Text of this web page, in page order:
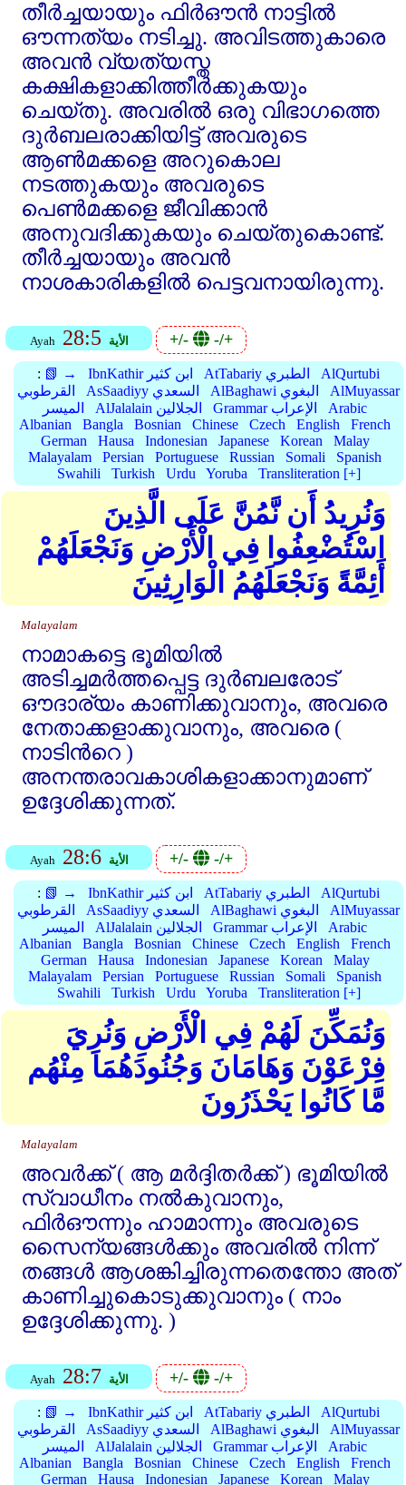
തീര്‍ച്ചയായും ഫിര്‍ഔന്‍ നാട്ടില്‍
ഔന്നത്യം നടിച്ചു. അവിടത്തുകാരെ
അവന്‍ വ്യത്യസ്ത
കക്ഷികളാക്കിത്തീര്‍ക്കുകയും
ചെയ്തു. അവരില്‍ ഒരു വിഭാഗത്തെ
ദുര്‍ബലരാക്കിയിട്ട്‌ അവരുടെ
ആണ്‍മക്കളെ അറുകൊല
നടത്തുകയും അവരുടെ
പെണ്‍മക്കളെ ജീവിക്കാന്‍
അനുവദിക്കുകയും ചെയ്തുകൊണ്ട്‌.
തീര്‍ച്ചയായും അവന്‍
നാശകാരികളില്‍ പെട്ടവനായിരുന്നു.
Ayah 28:5 الأية +/- -/+
: 📗 → IbnKathir ابن كثير AtTabariy الطبري
AlQurtubi
القرطوبي
AsSaadiyy السعدي AlBaghawi البغوي
AlMuyassar
الميسر
AlJalalain الجلالين Grammar الإعراب
Arabic
Albanian
Bangla Bosnian Chinese Czech English
French
German
Hausa Indonesian Japanese Korean
Malay
Malayalam
Persian Portuguese Russian Somali
Spanish
Swahili
Turkish Urdu Yoruba Transliteration [+]
وَنُرِيدُ أَن نَّمُنَّ عَلَى الَّذِينَ
اسْتُضْعِفُوا فِي الْأَرْضِ وَنَجْعَلَهُمْ
أَئِمَّةً وَنَجْعَلَهُمُ الْوَارِثِينَ
Malayalam
നാമാകട്ടെ ഭൂമിയില്‍
അടിച്ചമര്‍ത്തപ്പെട്ട ദുര്‍ബലരോട്‌
ഔദാര്യം കാണിക്കുവാനും, അവരെ
നേതാക്കളാക്കുവാനും, അവരെ (
നാടിന്‍റെ )
അനന്തരാവകാശികളാക്കാനുമാണ്‌
ഉദ്ദേശിക്കുന്നത്‌.
Ayah 28:6 الأية +/- -/+
: 📗 → IbnKathir ابن كثير AtTabariy الطبري
AlQurtubi
القرطوبي
AsSaadiyy السعدي AlBaghawi البغوي
AlMuyassar
الميسر
AlJalalain الجلالين Grammar الإعراب
Arabic
Albanian
Bangla Bosnian Chinese Czech English
French
German
Hausa Indonesian Japanese Korean
Malay
Malayalam
Persian Portuguese Russian Somali
Spanish
Swahili
Turkish Urdu Yoruba Transliteration [+]
وَنُمَكِّنَ لَهُمْ فِي الْأَرْضِ وَنُرِيَ
فِرْعَوْنَ وَهَامَانَ وَجُنُودَهُمَا مِنْهُم
مَّا كَانُوا يَحْذَرُونَ
Malayalam
അവര്‍ക്ക്‌ ( ആ മര്‍ദ്ദിതര്‍ക്ക്‌ ) ഭൂമിയില്‍
സ്വാധീനം നല്‍കുവാനും,
ഫിര്‍ഔന്നും ഹാമാന്നും അവരുടെ
സൈന്യങ്ങള്‍ക്കും അവരില്‍ നിന്ന്‌
തങ്ങള്‍ ആശങ്കിച്ചിരുന്നതെന്തോ അത്‌
കാണിച്ചുകൊടുക്കുവാനും ( നാം
ഉദ്ദേശിക്കുന്നു. )
Ayah 28:7 الأية +/- -/+
: 📗 → IbnKathir ابن كثير AtTabariy الطبري
AlQurtubi
القرطوبي
AsSaadiyy السعدي AlBaghawi البغوي
AlMuyassar
الميسر
AlJalalain الجلالين Grammar الإعراب
Arabic
Albanian
Bangla Bosnian Chinese Czech English
French
German
Hausa Indonesian Japanese Korean Malay